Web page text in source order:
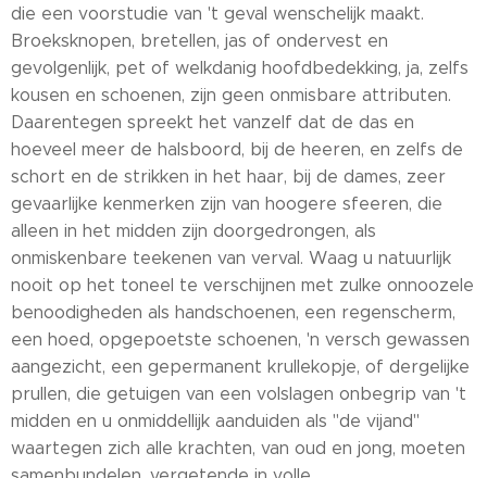
die een voorstudie van 't geval wenschelijk maakt.
Broeksknopen, bretellen, jas of ondervest en
gevolgenlijk, pet of welkdanig hoofdbedekking, ja, zelfs
kousen en schoenen, zijn geen onmisbare attributen.
Daarentegen spreekt het vanzelf dat de das en
hoeveel meer de halsboord, bij de heeren, en zelfs de
schort en de strikken in het haar, bij de dames, zeer
gevaarlijke kenmerken zijn van hoogere sfeeren, die
alleen in het midden zijn doorgedrongen, als
onmiskenbare teekenen van verval. Waag u natuurlijk
nooit op het toneel te verschijnen met zulke onnoozele
benoodigheden als handschoenen, een regenscherm,
een hoed, opgepoetste schoenen, 'n versch gewassen
aangezicht, een gepermanent krullekopje, of dergelijke
prullen, die getuigen van een volslagen onbegrip van 't
midden en u onmiddellijk aanduiden als "de vijand"
waartegen zich alle krachten, van oud en jong, moeten